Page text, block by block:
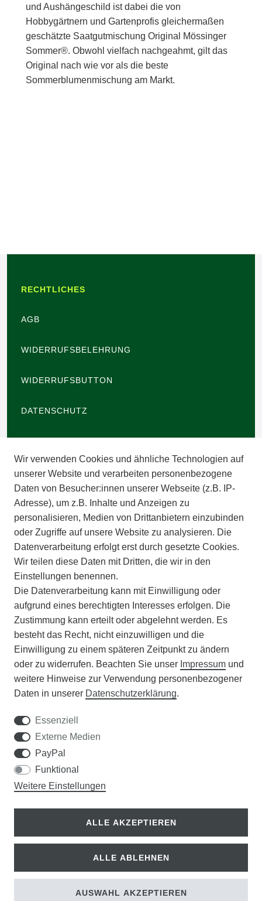
und Aushängeschild ist dabei die von
Hobbygärtnern und Gartenprofis gleichermaßen
geschätzte Saatgutmischung Original Mössinger
Sommer®. Obwohl vielfach nachgeahmt, gilt das
Original nach wie vor als die beste
Sommerblumenmischung am Markt.
RECHTLICHES
AGB
WIDERRUFSBELEHRUNG
WIDERRUFSBUTTON
DATENSCHUTZ
IMPRESSUM
INFORMATIONEN
ZAHLUNGSARTEN
VERSAND
BATTERIEENTSORGUNG
VERANSTALTUNGEN
APOTHEKERSCHRANK
WISSENSWERTES
DER WEG ZUM TRAUMRASEN
Samen Rohde GmbH
© Copyright 2026 | Alle Rechte vorbehalten.
Wir verwenden Cookies und ähnliche Technologien auf
unserer Website und verarbeiten personenbezogene
Daten von Besucher:innen unserer Webseite (z.B. IP-
Adresse), um z.B. Inhalte und Anzeigen zu
personalisieren, Medien von Drittanbietern einzubinden
oder Zugriffe auf unsere Website zu analysieren. Die
Datenverarbeitung erfolgt erst durch gesetzte Cookies.
Wir teilen diese Daten mit Dritten, die wir in den
Einstellungen benennen.
Die Datenverarbeitung kann mit Einwilligung oder
aufgrund eines berechtigten Interesses erfolgen. Die
Zustimmung kann erteilt oder abgelehnt werden. Es
besteht das Recht, nicht einzuwilligen und die
Einwilligung zu einem späteren Zeitpunkt zu ändern
oder zu widerrufen. Beachten Sie unser Impressum und
weitere Hinweise zur Verwendung personenbezogener
Daten in unserer Daten­schutz­erklärung.
Essenziell
Externe Medien
PayPal
Funktional
Weitere Einstellungen
ALLE AKZEPTIEREN
ALLE ABLEHNEN
AUSWAHL AKZEPTIEREN